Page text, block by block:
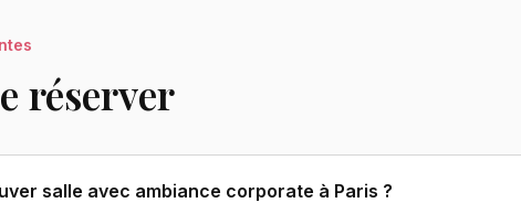
réserver
salle avec ambiance corporate à Paris ?